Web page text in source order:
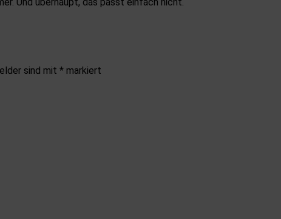
sind mit * markiert